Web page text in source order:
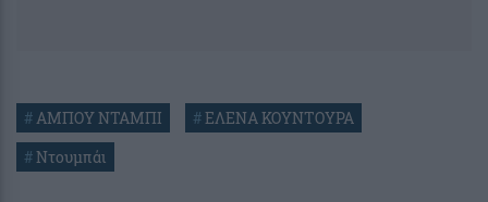
#ΑΜΠΟΥ ΝΤΑΜΠΙ #ΕΛΕΝΑ ΚΟΥΝΤΟΥΡΑ
#Ντουμπάι